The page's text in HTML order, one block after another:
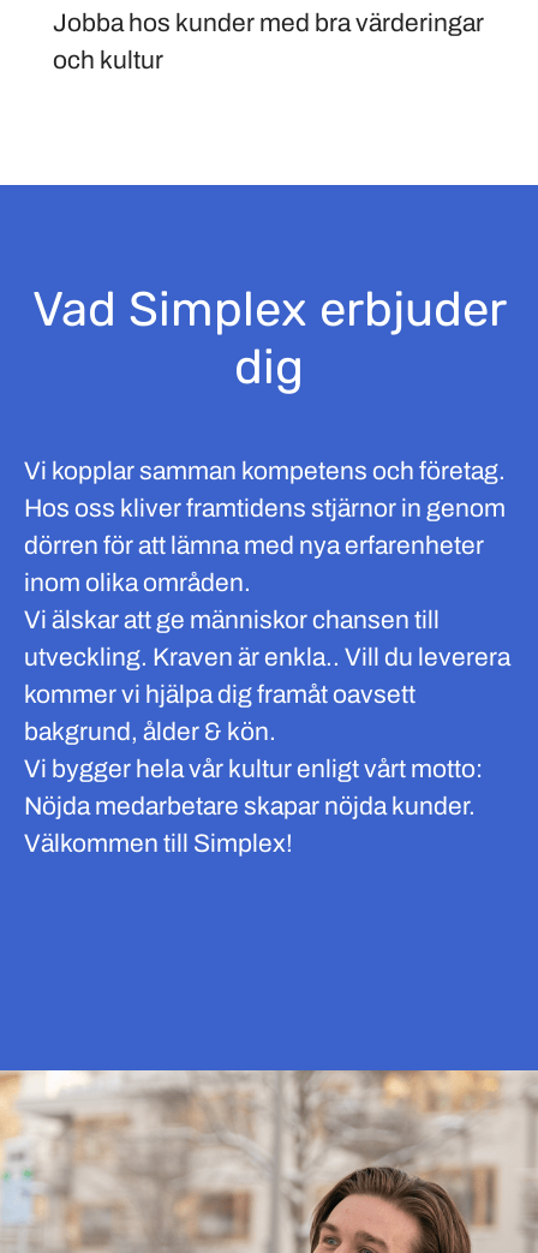
Jobba hos kunder med bra värderingar
och kultur
Vad Simplex erbjuder
dig
Vi kopplar samman kompetens och företag.
Hos oss kliver framtidens stjärnor in genom
dörren för att lämna med nya erfarenheter
inom olika områden.
Vi älskar att ge människor chansen till
utveckling. Kraven är enkla.. Vill du leverera
kommer vi hjälpa dig framåt oavsett
bakgrund, ålder & kön.
Vi bygger hela vår kultur enligt vårt motto:
Nöjda medarbetare skapar nöjda kunder.
Välkommen till Simplex!